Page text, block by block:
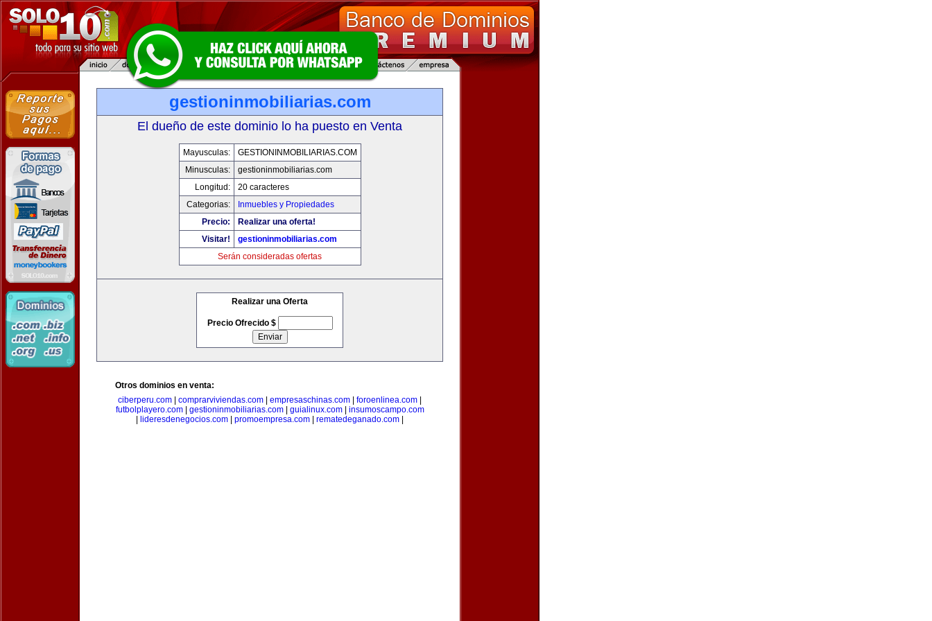
gestioninmobiliarias.com
El dueño de este dominio lo ha puesto en Venta
Mayusculas:
GESTIONINMOBILIARIAS.COM
Minusculas:
gestioninmobiliarias.com
Longitud:
20 caracteres
Categorias:
Inmuebles y Propiedades
Precio:
Realizar una oferta!
Visitar!
gestioninmobiliarias.com
Serán consideradas ofertas
Realizar una Oferta
Precio Ofrecido $
Otros dominios en venta:
ciberperu.com
comprarviviendas.com empresaschinas.com foroenlinea.com
futbolplayero.com| gestioninmobiliarias.com| guialinux.com| insumoscampo.com
lideresdenegocios.com promoempresa.com rematedeganado.com